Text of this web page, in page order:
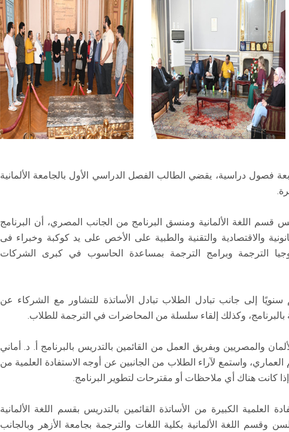
فصول دراسية، يقضي الطالب الفصل الدراسي الأول بالجامعة الألمانية
قسم اللغة الألمانية ومنسق البرنامج من الجانب المصري، أن البرنامج
والاقتصادية والتقنية والطبية على الأخص على يد كوكبة وخبراء فى
الترجمة وبرامج الترجمة بمساعدة الحاسوب في كبرى الشركات
إلى جانب تبادل الطلاب تبادل الأساتذة للتشاور مع الشركاء عن
وكذلك إلقاء سلسلة من المحاضرات في الترجمة للطلاب.
والمصريين وبفريق العمل من القائمين بالتدريس بالبرنامج أ. د. أماني
واستمع لآراء الطلاب من الجانبين عن أوجه الاستفادة العلمية من
كانت هناك أي ملاحظات أو مقترحات لتطوير البرنامج.
العلمية الكبيرة من الأساتذة القائمين بالتدريس بقسم اللغة الألمانية
وقسم اللغة الألمانية بكلية اللغات والترجمة بجامعة الأزهر وبالجانب